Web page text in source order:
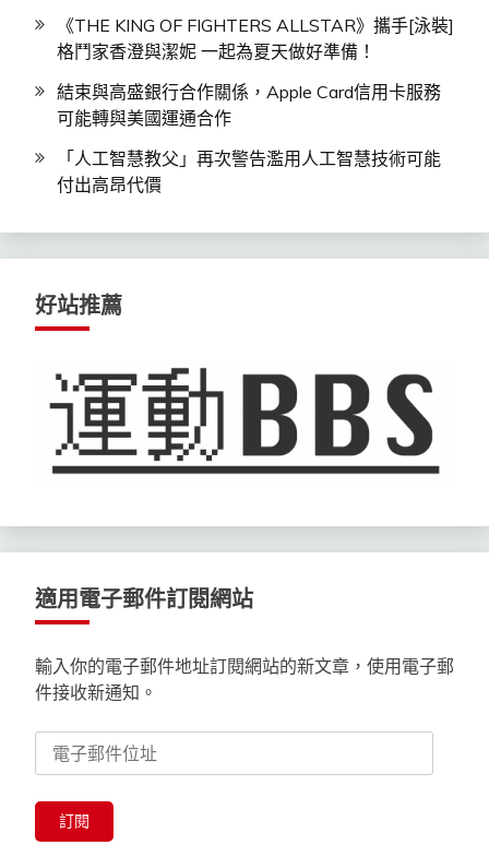
《THE KING OF FIGHTERS ALLSTAR》攜手[泳裝]
格鬥家香澄與潔妮 一起為夏天做好準備！
結束與高盛銀行合作關係，Apple Card信用卡服務
可能轉與美國運通合作
「人工智慧教父」再次警告濫用人工智慧技術可能
付出高昂代價
好站推薦
適用電子郵件訂閱網站
輸入你的電子郵件地址訂閱網站的新文章，使用電子郵
件接收新通知。
子
訂閱